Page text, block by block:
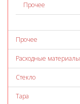
Прочее
Прочее
Расходные материалы
Стекло
Тара